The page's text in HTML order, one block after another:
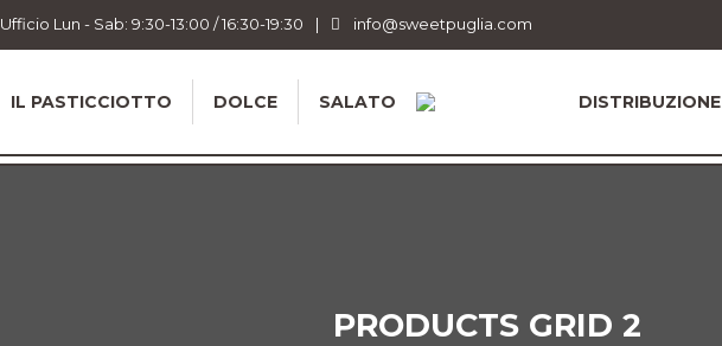
Ufficio Lun - Sab: 9:30-13:00 / 16:30-19:30 | info@sweetpuglia.com
IL PASTICCIOTTO DOLCE SALATO DISTRIBUZIONE
PRODUCTS GRID 2